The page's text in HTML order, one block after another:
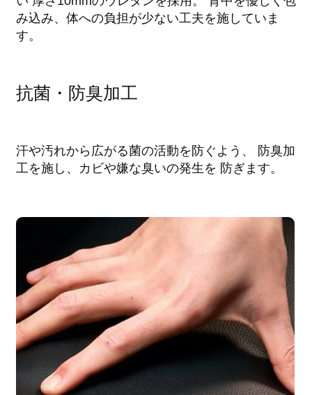
み込み、体への負担が少ない工夫を施していま
す。
抗菌・防臭加工
汗や汚れから広がる菌の活動を防ぐよう、 防臭加
工を施し、カビや嫌な臭いの発生を 防ぎます。